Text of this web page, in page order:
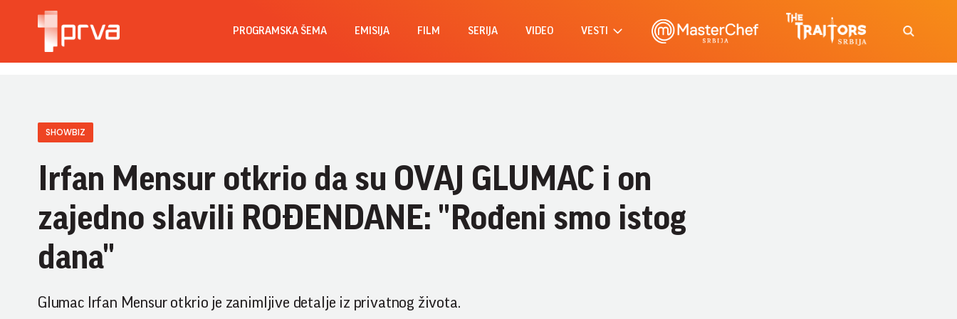
PROGRAMSKA ŠEMA EMISIJA FILM SERIJA VIDEO VESTI
SHOWBIZ
Irfan Mensur otkrio da su OVAJ GLUMAC i on
zajedno slavili ROĐENDANE: "Rođeni smo istog
dana"
Glumac Irfan Mensur otkrio je zanimljive detalje iz privatnog života.